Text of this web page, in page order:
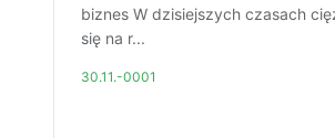
biznes W dzisiejszych czasach
się na r...
30.11.-0001